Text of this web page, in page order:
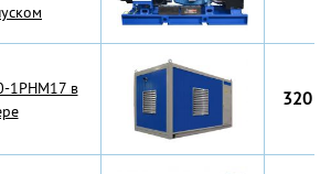
1РНМ17 в
320